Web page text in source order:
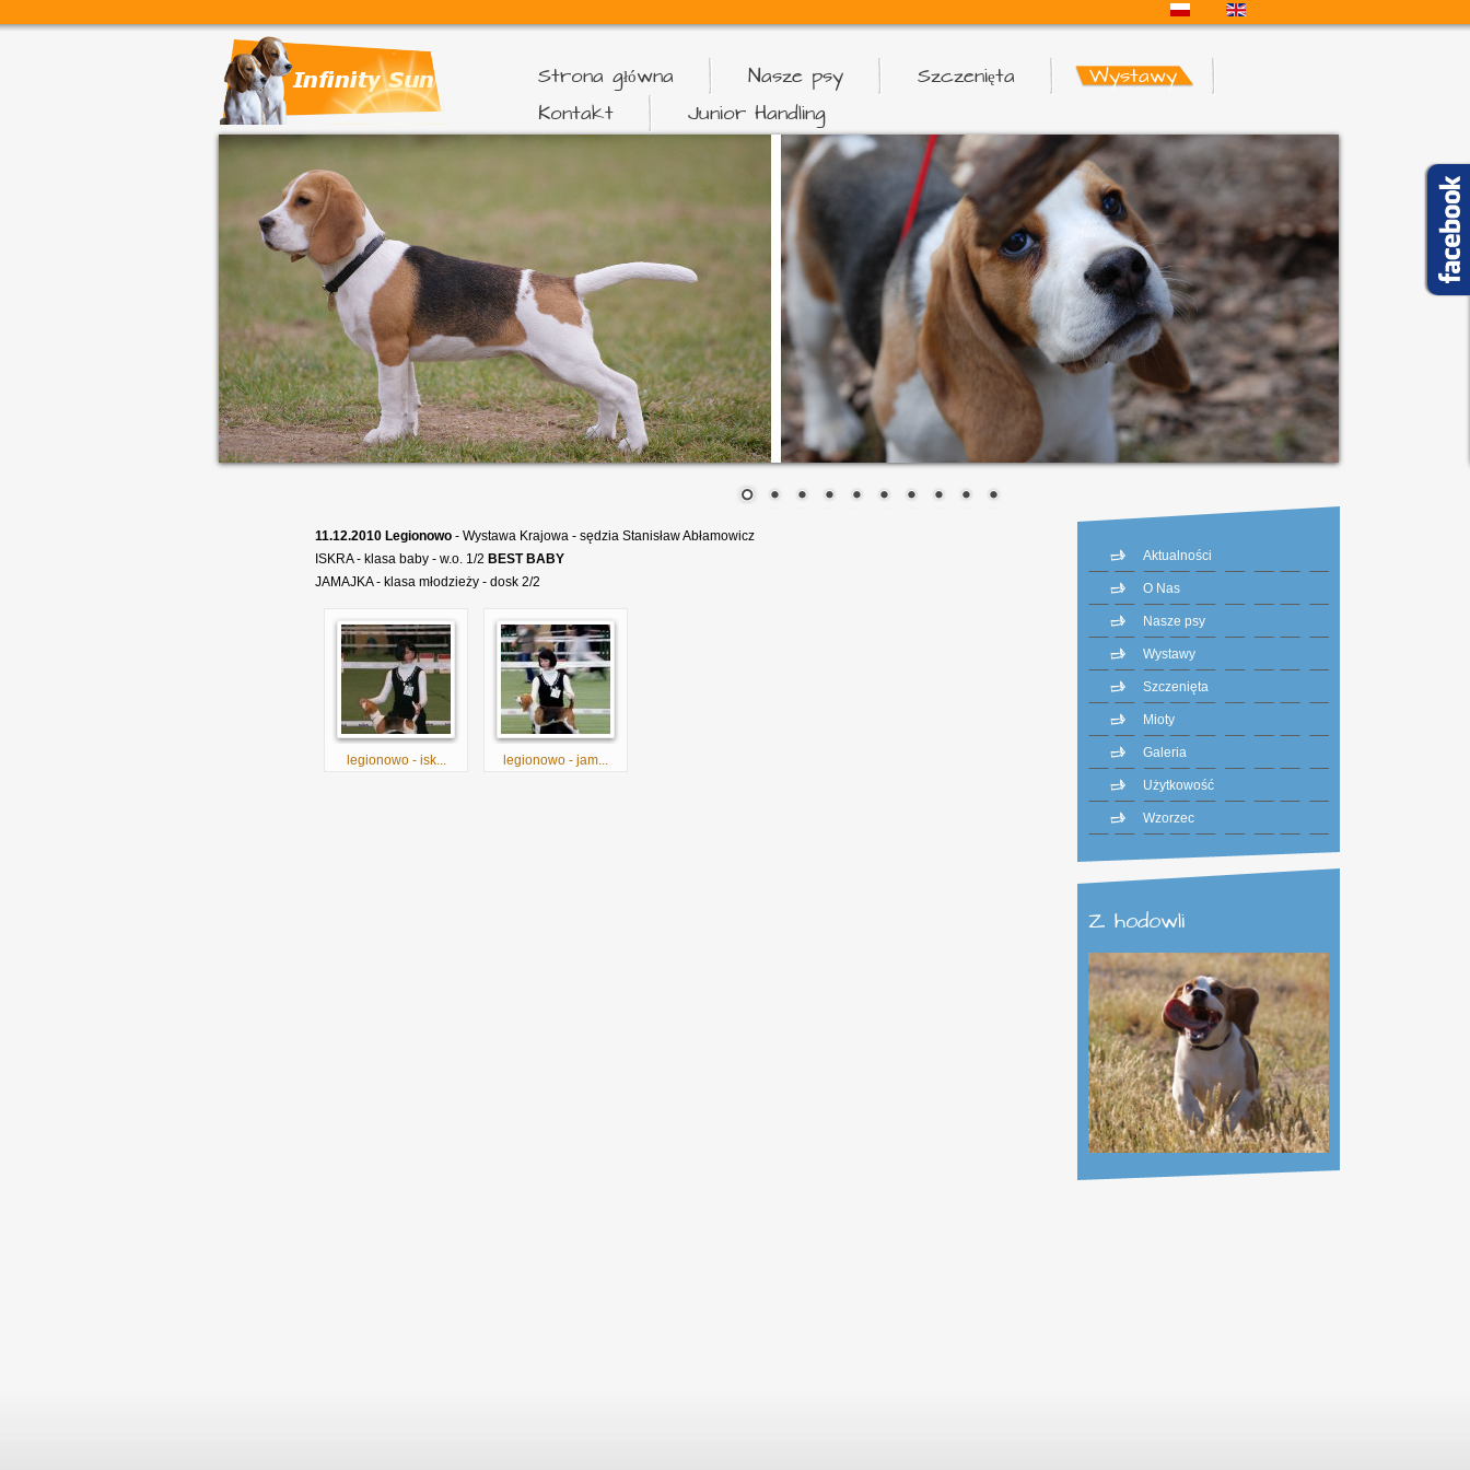
Strona główna Nasze psy Szczenięta
Wystawy
Kontakt
Junior Handling
11.12.2010 Legionowo - Wystawa Krajowa - sędzia Stanisław Abłamowicz
ISKRA - klasa baby - w.o. 1/2 BEST BABY
JAMAJKA - klasa młodzieży - dosk 2/2
legionowo - isk... legionowo - jam...
Aktualności
O Nas
Nasze psy
Wystawy
Szczenięta
Mioty
Galeria
Użytkowość
Wzorzec
Z hodowli